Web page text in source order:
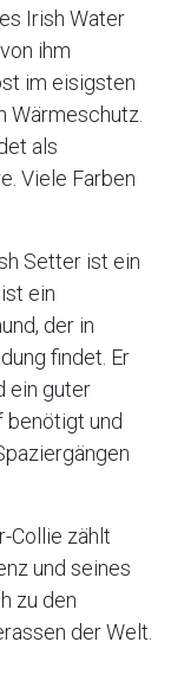
Irish Water
ihm
im eisigsten
Wärmeschutz.
als
Viele Farben
Setter ist ein
ein
der in
findet. Er
ein guter
benötigt und
Collie zählt
und seines
zu den
der Welt.